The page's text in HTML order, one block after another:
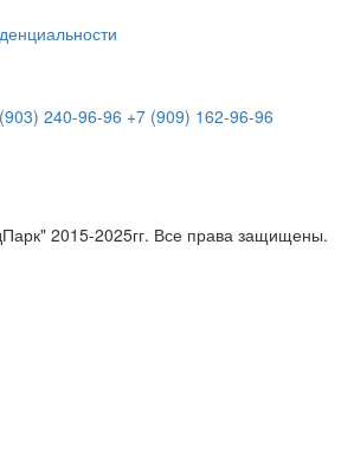
240-96-96 +7 (909) 162-96-96
2015-2025гг. Все права защищены.